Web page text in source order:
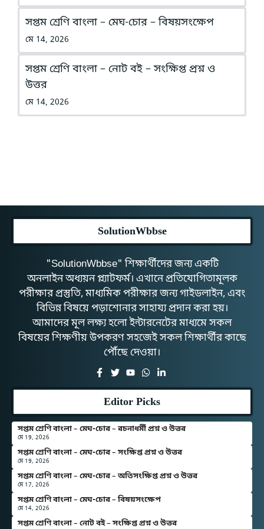
সপ্তম শ্রেণি বাংলা – মেঘ-চোর – বিষয়সংক্ষেপ
মে 14, 2026
সপ্তম শ্রেণি বাংলা – নোট বই – সংক্ষিপ্ত প্রশ্ন ও
উত্তর
মে 14, 2026
SolutionWbbse
"SolutionWbbse" শিক্ষার্থীদের জন্য একটি
অনলাইন অধ্যয়ন প্ল্যাটফর্ম। এখানে প্রতিযোগিতামূলক
পরীক্ষার প্রস্তুতি, মাধ্যমিক পরীক্ষার জন্য গাইডলাইন, এবং
বিভিন্ন বিষয়ে পড়াশোনার সাহায্য প্রদান করা হয়।
আমাদের মূল লক্ষ্য হলো ইন্টারনেটের মাধ্যমে সকল
বিষয়ের শিক্ষণীয় উপকরণ সহজেই সকল শিক্ষার্থীর কাছে
পৌঁছে দেওয়া।
Editor Picks
সপ্তম শ্রেণি বাংলা – মেঘ-চোর – রচনাধর্মী প্রশ্ন ও উত্তর
মে 19, 2026
সপ্তম শ্রেণি বাংলা – মেঘ-চোর – সংক্ষিপ্ত প্রশ্ন ও উত্তর
মে 19, 2026
সপ্তম শ্রেণি বাংলা – মেঘ-চোর – অতিসংক্ষিপ্ত প্রশ্ন ও উত্তর
মে 17, 2026
সপ্তম শ্রেণি বাংলা – মেঘ-চোর – বিষয়সংক্ষেপ
মে 14, 2026
সপ্তম শ্রেণি বাংলা – নোট বই – সংক্ষিপ্ত প্রশ্ন ও উত্তর